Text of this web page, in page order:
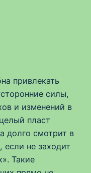
привлекать
силы,
и изменений в
пласт
долго смотрит в
если не заходит
Такие